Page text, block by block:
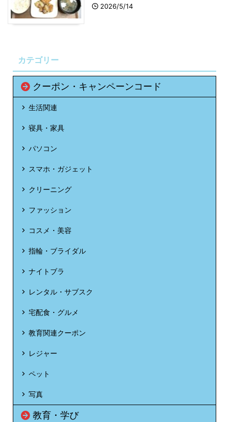
2026/5/14
カテゴリー
クーポン・キャンペーンコード
生活関連
寝具・家具
パソコン
スマホ・ガジェット
クリーニング
ファッション
コスメ・美容
指輪・ブライダル
ナイトブラ
レンタル・サブスク
宅配食・グルメ
教育関連クーポン
レジャー
ペット
写真
教育・学び